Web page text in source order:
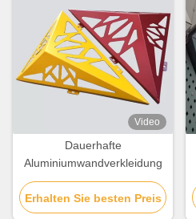
Video
Dauerhafte
Aluminiumwandverkleidung
Erhalten Sie besten Preis